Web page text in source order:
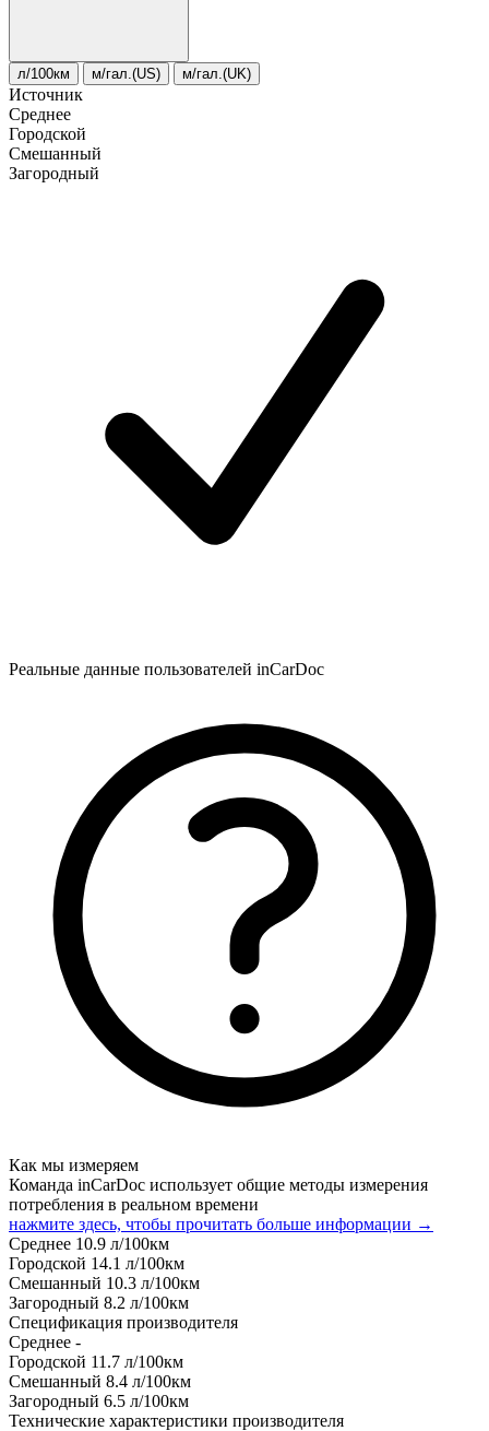
л/100км м/гал.(US) м/гал.(UK)
Источник
Среднее
Городской
Смешанный
Загородный
Реальные данные пользователей inCarDoc
Как мы измеряем
Команда inCarDoc использует общие методы измерения
потребления в реальном времени
нажмите здесь, чтобы прочитать больше информации →
Среднее 10.9 л/100км
Городской 14.1 л/100км
Смешанный 10.3 л/100км
Загородный 8.2 л/100км
Спецификация производителя
Среднее -
Городской 11.7 л/100км
Смешанный 8.4 л/100км
Загородный 6.5 л/100км
Технические характеристики производителя